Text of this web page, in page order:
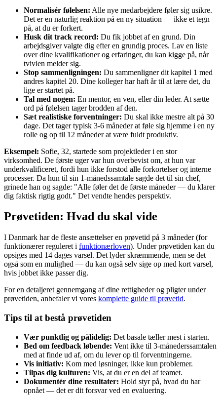
Normalisér følelsen: Alle nye medarbejdere føler sig usikre.
Det er en naturlig reaktion på en ny situation — ikke et tegn
på, at du er forkert.
Husk dit track record: Du fik jobbet af en grund. Din
arbejdsgiver valgte dig efter en grundig proces. Lav en liste
over dine kvalifikationer og erfaringer, du kan kigge på, når
tvivlen melder sig.
Stop sammenligningen: Du sammenligner dit kapitel 1 med
andres kapitel 20. Dine kolleger har haft år til at lære det, du
lige er startet på.
Tal med nogen: En mentor, en ven, eller din leder. At sætte
ord på følelsen tager brodden af den.
Sæt realistiske forventninger: Du skal ikke mestre alt på 30
dage. Det tager typisk 3-6 måneder at føle sig hjemme i en ny
rolle og op til 12 måneder at være fuldt produktiv.
Eksempel: Sofie, 32, startede som projektleder i en stor
virksomhed. De første uger var hun overbevist om, at hun var
underkvalificeret, fordi hun ikke forstod alle forkortelser og interne
processer. Da hun til sin 1-månedssamtale sagde det til sin chef,
grinede han og sagde: "Alle føler det de første måneder — du klarer
dig faktisk rigtig godt." Det vendte hendes perspektiv.
Prøvetiden: Hvad du skal vide
I Danmark har de fleste ansættelser en prøvetid på 3 måneder (for
funktionærer reguleret i funktionærloven). Under prøvetiden kan du
opsiges med 14 dages varsel. Det lyder skræmmende, men se det
også som en mulighed — du kan også selv sige op med kort varsel,
hvis jobbet ikke passer dig.
For en detaljeret gennemgang af dine rettigheder og pligter under
prøvetiden, anbefaler vi vores komplette guide til prøvetid.
Tips til at bestå prøvetiden
Vær punktlig og pålidelig: Det basale tæller mest i starten.
Bed om feedback løbende: Vent ikke til 3-månederssamtalen
med at finde ud af, om du lever op til forventningerne.
Vis initiativ: Kom med løsninger, ikke kun problemer.
Tilpas dig kulturen: Vis, at du er en del af teamet.
Dokumentér dine resultater: Hold styr på, hvad du har
opnået — det er dit forsvar ved en evaluering.